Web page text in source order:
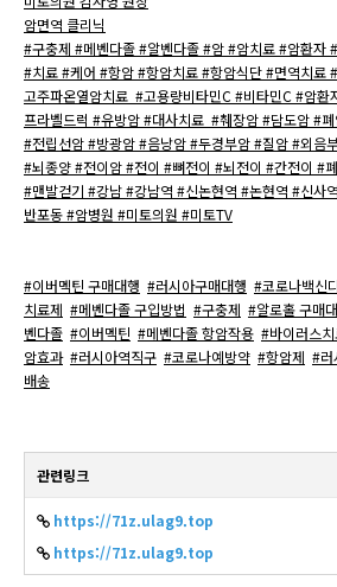
암면역 클리닉
#구충제 #메벤다졸 #알벤다졸 #암 #암치료 #암환자
#치료 #케어 #항암 #항암치료 #항암식단 #면역치료
고주파온열암치료 #고용량비타민C #비타민C #암환
프라벨드럭 #유방암 #대사치료 #췌장암 #담도암 #
#전립선암 #방광암 #음낭암 #두경부암 #질암 #외음
#뇌종양 #전이암 #전이 #뼈전이 #뇌전이 #간전이 #
#맨발걷기 #강남 #강남역 #신논현역 #논현역 #신사
반포동 #암병원 #미토의원 #미토TV
#이버멕틴 구매대행 #러시아구매대행 #코로나백신
치료제 #메벤다졸 구입방법 #구충제 #알로홀 구매
벤다졸 #이버멕틴 #메벤다졸 항암작용 #바이러스치
암효과 #러시아역직구 #코로나예방약 #항암제 #러
배송
관련링크
https://71z.ulag9.top
https://71z.ulag9.top